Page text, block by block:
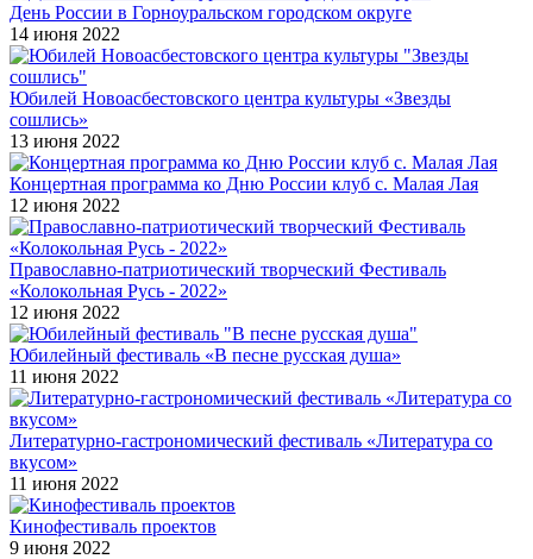
День России в Горноуральском городском округе
14 июня 2022
Юбилей Новоасбестовского центра культуры «Звезды
сошлись»
13 июня 2022
Концертная программа ко Дню России клуб с. Малая Лая
12 июня 2022
Православно-патриотический творческий Фестиваль
«Колокольная Русь - 2022»
12 июня 2022
Юбилейный фестиваль «В песне русская душа»
11 июня 2022
Литературно-гастрономический фестиваль «Литература со
вкусом»
11 июня 2022
Кинофестиваль проектов
9 июня 2022